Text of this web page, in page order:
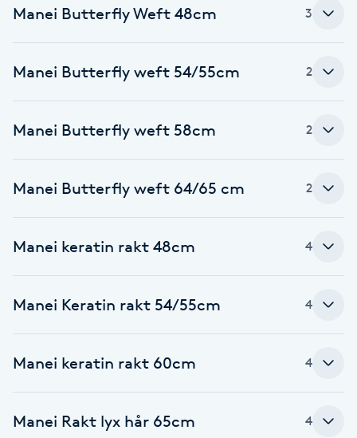
Blowout
Brynformning
Brynplockning
Celluliter
Cryoterapi
Manei Butterfly Weft 48cm 3
Manei Butterfly weft 54/55cm 2
Manei Butterfly weft 58cm 2
Manei Butterfly weft 64/65 cm 2
Manei keratin rakt 48cm 4
Manei Keratin rakt 54/55cm 4
Manei keratin rakt 60cm 4
Manei Rakt lyx hår 65cm 4